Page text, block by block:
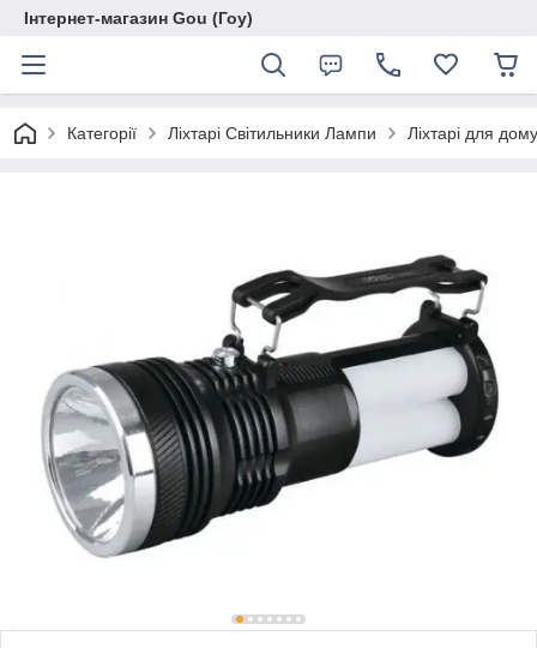
Інтернет-магазин Gou (Гоу)
Категорії Ліхтарі Світильники Лампи Ліхтарі для